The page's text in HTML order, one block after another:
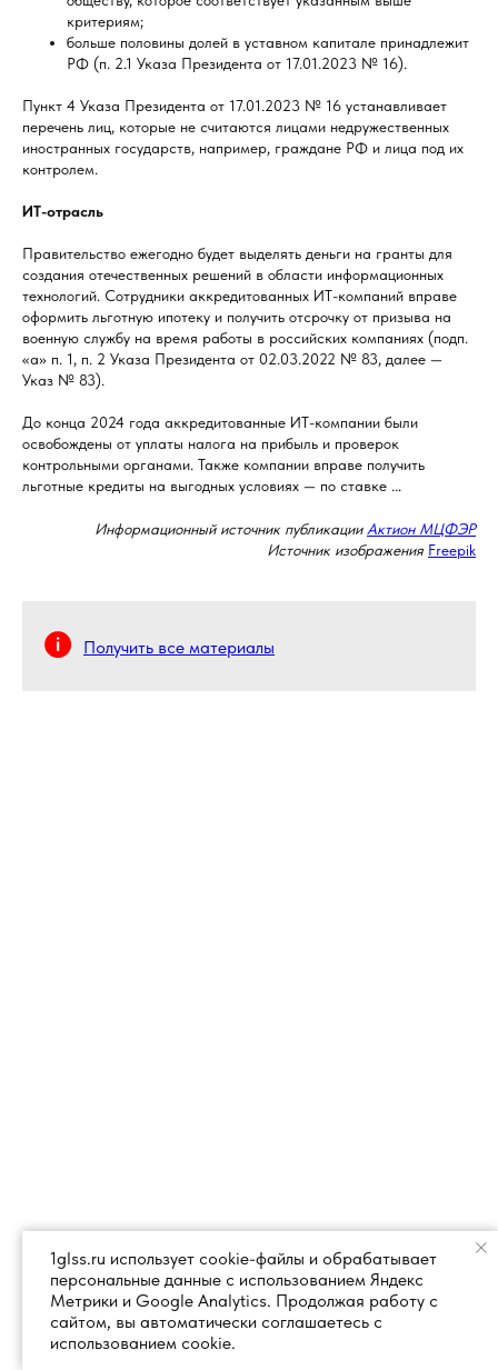
критериям;
больше половины долей в уставном капитале принадлежит
РФ (п. 2.1 Указа Президента от 17.01.2023 № 16).
Пункт 4 Указа Президента от 17.01.2023 № 16 устанавливает
перечень лиц, которые не считаются лицами недружественных
иностранных государств, например, граждане РФ и лица под их
контролем.
ИТ-отрасль
Правительство ежегодно будет выделять деньги на гранты для
создания отечественных решений в области информационных
технологий. Сотрудники аккредитованных ИТ-компаний вправе
оформить льготную ипотеку и получить отсрочку от призыва на
военную службу на время работы в российских компаниях (подп.
«а» п. 1, п. 2 Указа Президента от 02.03.2022 № 83, далее —
Указ № 83).
До конца 2024 года аккредитованные ИТ-компании были
освобождены от уплаты налога на прибыль и проверок
контрольными органами. Также компании вправе получить
льготные кредиты на выгодных условиях — по ставке ...
Информационный источник публикацииАктион МЦФЭР
Источник изображения Freepik
Получить все материалы
1glss.ru использует cookie-файлы и обрабатывает
персональные данные с использованием Яндекс
Метрики и Google Analytics. Продолжая работу с
сайтом, вы автоматически соглашаетесь с
использованием cookie.